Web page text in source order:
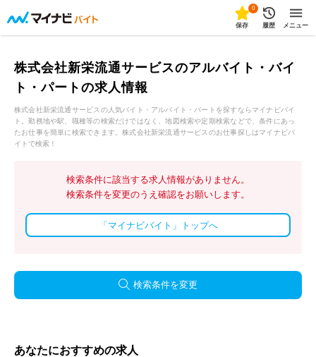
0
保存 履歴 メニュー
株式会社新栄流通サービスのアルバイト・バイ
ト・パートの求人情報
株式会社新栄流通サービスの人気バイト・アルバイト・パートを探すならマイナビバイ
ト。勤務地や駅、職種等の検索だけではなく、地図検索や定期検索などで、条件にあっ
たお仕事を簡単に検索できます。株式会社新栄流通サービスのお仕事探しはマイナビバ
イトで検索！
検索条件に該当する求人情報がありません。
検索条件を変更のうえ確認をお願いします。
「マイナビバイト」トップへ
検索条件を変更
あなたにおすすめの求人